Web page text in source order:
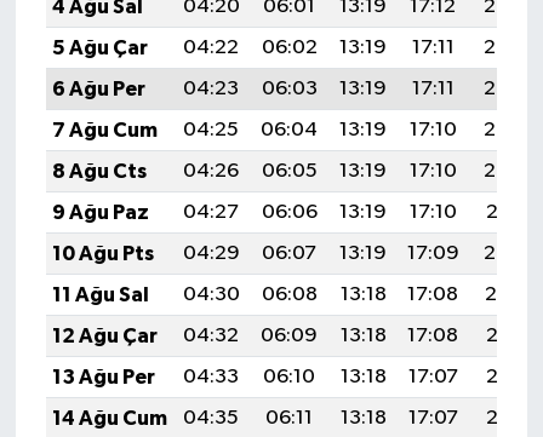
4 Ağu Sal
04:20 06:01 13:19 17:12
20:27
5 Ağu Çar
04:22 06:02 13:19 17:11
20:26
6 Ağu Per
04:23 06:03 13:19 17:11
20:25
7 Ağu Cum
04:25 06:04 13:19 17:10
20:24
8 Ağu Cts
04:26 06:05 13:19 17:10
20:23
9 Ağu Paz
04:27 06:06 13:19 17:10
20:21
10 Ağu Pts
04:29 06:07 13:19 17:09
20:20
11 Ağu Sal
04:30 06:08 13:18 17:08
20:19
12 Ağu Çar
04:32 06:09 13:18 17:08
20:18
13 Ağu Per
04:33 06:10 13:18 17:07
20:16
14 Ağu Cum
04:35 06:11 13:18 17:07
20:15